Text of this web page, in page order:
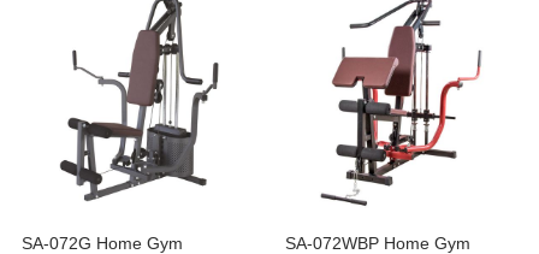
SA-072G Home Gym SA-072WBP Home Gym